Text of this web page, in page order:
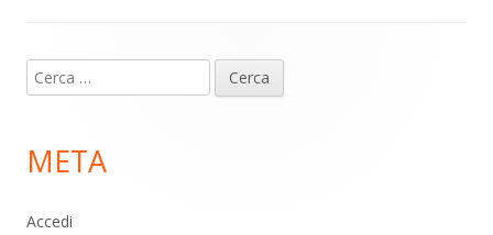
piè
pagina
Ricerca
per:
META
Accedi